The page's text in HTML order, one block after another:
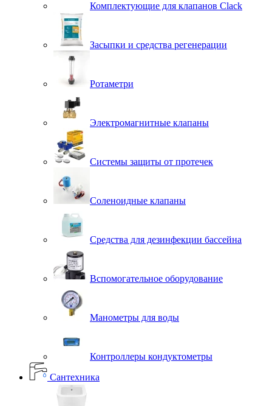
Комплектующие для клапанов Clack
Засыпки и средства регенерации
Ротаметри
Электромагнитные клапаны
Системы защиты от протечек
Соленоидные клапаны
Средства для дезинфекции бассейна
Вспомогательное оборудование
Манометры для воды
Контроллеры кондуктометры
Сантехника